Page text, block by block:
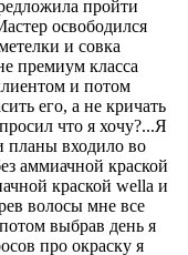
пройти
освободился
и совка
премиум класса
и потом
его, а не кричать
что я хочу?...Я
планы входило во
аммиачной краской
краской wella и
волосы мне все
выбрав день я
про окраску я